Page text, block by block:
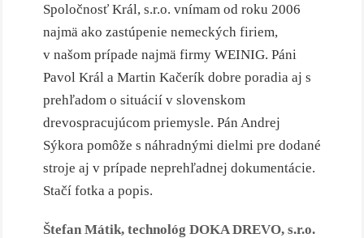
Spoločnosť Král, s.r.o. vnímam od roku 2006
najmä ako zastúpenie nemeckých firiem,
v našom prípade najmä firmy WEINIG. Páni
Pavol Král a Martin Kačerík dobre poradia aj s
prehľadom o situácií v slovenskom
drevospracujúcom priemysle. Pán Andrej
Sýkora pomôže s náhradnými dielmi pre dodané
stroje aj v prípade neprehľadnej dokumentácie.
Stačí fotka a popis.
Štefan Mátik, technológ DOKA DREVO, s.r.o.